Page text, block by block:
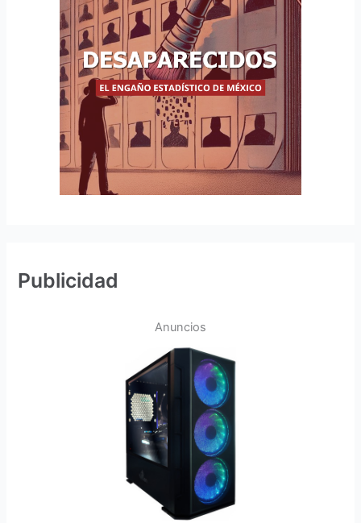
Publicidad
Anuncios